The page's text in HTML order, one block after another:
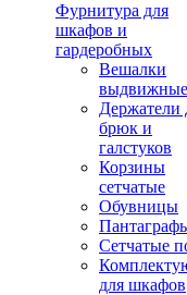
Фурнитура для
шкафов и
гардеробных
Вешалки
выдвижные
Держатели
брюк и
галстуков
Корзины
сетчатые
Обувницы
Сетчатые
для шкафов